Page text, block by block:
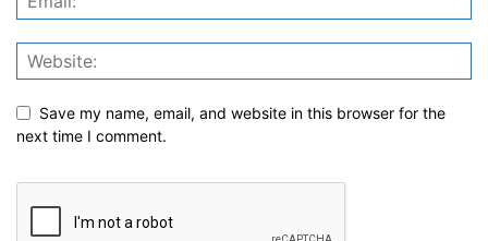
Save my name, email, and website in this browser for the
next time I comment.